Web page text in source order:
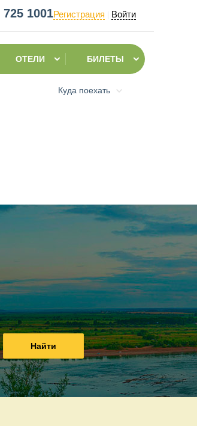
725 1001Регистрация Войти
ОТЕЛИ БИЛЕТЫ
Куда поехать
Найти